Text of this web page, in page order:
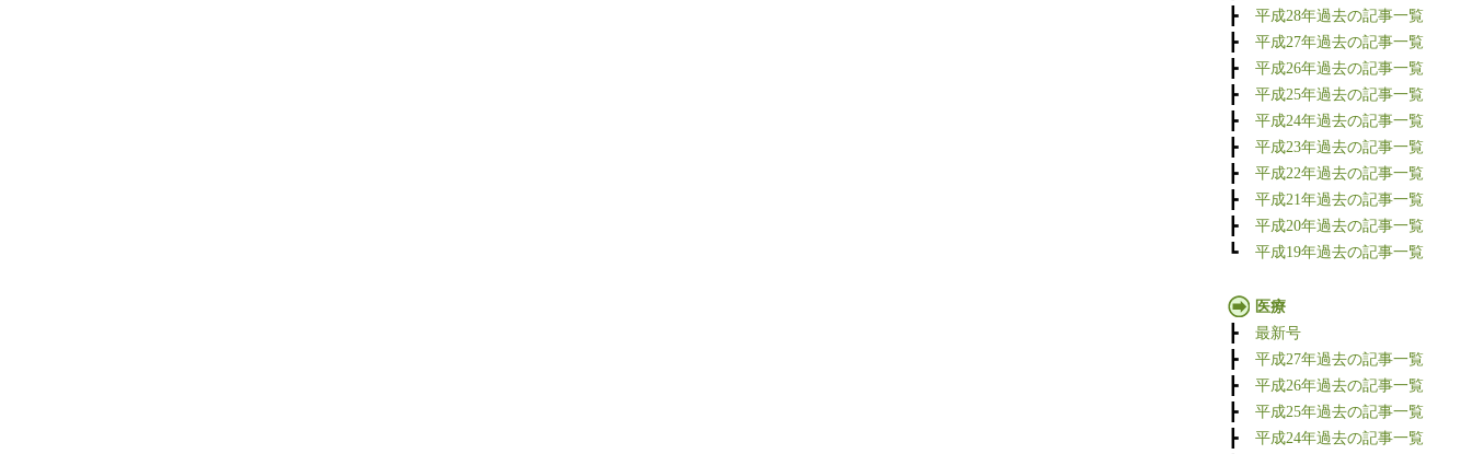
┣ 平成28年過去の記事一覧
┣ 平成27年過去の記事一覧
┣ 平成26年過去の記事一覧
┣ 平成25年過去の記事一覧
┣ 平成24年過去の記事一覧
┣ 平成23年過去の記事一覧
┣ 平成22年過去の記事一覧
┣ 平成21年過去の記事一覧
┣ 平成20年過去の記事一覧
┗ 平成19年過去の記事一覧
医療
┣ 最新号
┣ 平成27年過去の記事一覧
┣ 平成26年過去の記事一覧
┣ 平成25年過去の記事一覧
┣ 平成24年過去の記事一覧